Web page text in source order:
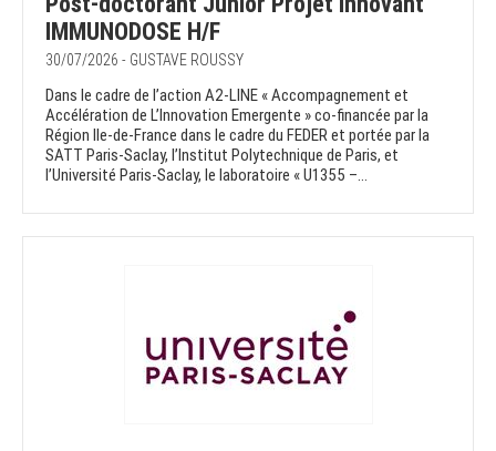
IMMUNODOSE H/F
30/07/2026 - GUSTAVE ROUSSY
Dans le cadre de l’action A2-LINE « Accompagnement et
Accélération de L’Innovation Emergente » co-financée par la
Région Ile-de-France dans le cadre du FEDER et portée par la
SATT Paris-Saclay, l’Institut Polytechnique de Paris, et
l’Université Paris-Saclay, le laboratoire « U1355 –...